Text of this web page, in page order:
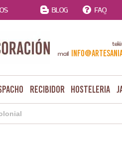
BLOG FAQ
mail
Recibidor Hosteleria